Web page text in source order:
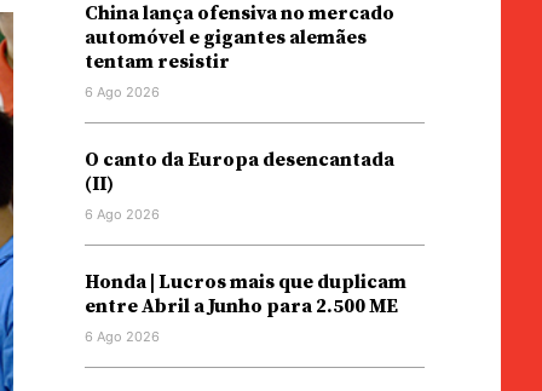
China lança ofensiva no mercado
automóvel e gigantes alemães
tentam resistir
6 Ago 2026
O canto da Europa desencantada
(II)
6 Ago 2026
Honda | Lucros mais que duplicam
entre Abril a Junho para 2.500 ME
6 Ago 2026